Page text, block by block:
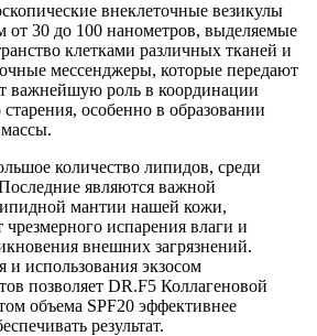
внеклеточные везикулы
от 30 до 100 нанометров, выделяемые
клетками различных тканей и
мессенджеры, которые передают
важнейшую роль в координации
особенно в образовании
количество липидов, среди
являются важной
мантии нашей кожи,
испарения влаги и
внешних загрязнений.
и использования экзосом
позволяет DR.F5 Коллагеновой
объема SPF20 эффективнее
результат.